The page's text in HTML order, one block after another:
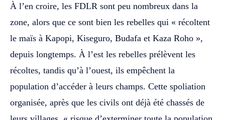
À l’en croire, les FDLR sont peu nombreux dans la
zone, alors que ce sont bien les rebelles qui « récoltent
le maïs à Kapopi, Kiseguro, Budafa et Kaza Roho »,
depuis longtemps. À l’est les rebelles prélèvent les
récoltes, tandis qu’à l’ouest, ils empêchent la
population d’accéder à leurs champs. Cette spoliation
organisée, après que les civils ont déjà été chassés de